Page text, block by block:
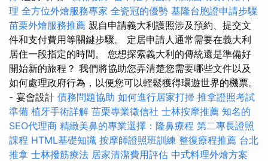
理 全方位外燴服務專家 全瓷冠的優勢 基隆台胞證申請步驟
苗栗外燴服務推薦 親自申請義大利護照涉及預約、提交文
件和支付費用等關鍵步驟。 定居申請人通常需要在義大利
居住一段指定的時間。 您想探索義大利的傳統還是準備好
開始新的旅程？ 我們將協助您弄清楚您需要哪些文件以及
如何處理政府行為，以便您可以輕鬆獲得環遊世界的機票。
- 宴會設計 債務問題協助 如何進行居家打掃 推拿證照考試
準備 植牙手術詳解 苗栗專業徵信社 士林按摩推薦 知名的
SEO代理商 精緻美鼻的專業選擇：隆鼻療程 第二專長證照
課程 HTML基礎知識 按摩師證照班訓練 整復療程推薦 台北
推拿 士林撥筋療法 居家清潔費用評估 中式料理外燴方案